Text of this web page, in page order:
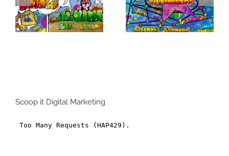
Scoop it Digital Marketing